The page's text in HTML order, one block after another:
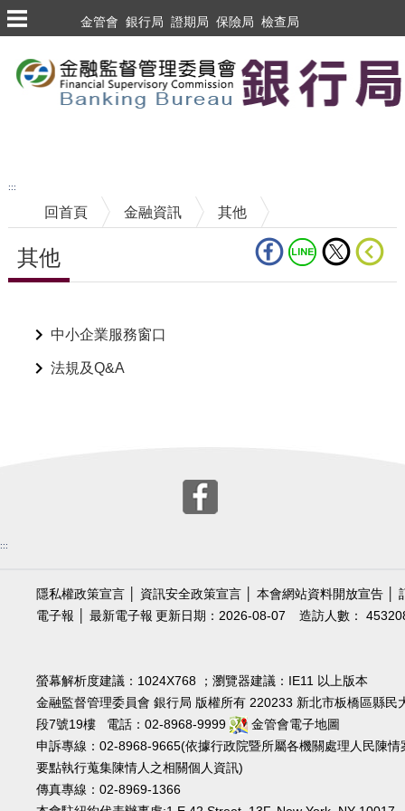
跳到主要內容區塊
金管會 銀行局 證期局 保險局 檢查局
:::
回首頁 金融資訊 其他
其他
中小企業服務窗口
法規及Q&A
:::
隱私權政策宣言 資訊安全政策宣言 本會網站資料開放宣告
電子報
最新電子報 造訪人數：
更新日期：2026-08-07
螢幕解析度建議：1024X768 ；瀏覽器建議：IE11 以上版本
金融監督管理委員會 銀行局 版權所有 220233 新北市板橋區縣民
段7號19樓 電話：02-8968-9999
金管會電子地圖
申訴專線：02-8968-9665(依據行政院暨所屬各機關處理人民陳情
要點執行蒐集陳情人之相關個人資訊)
傳真專線：02-8969-1366